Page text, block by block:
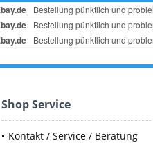
Shop Service
Kontakt / Service / Beratung